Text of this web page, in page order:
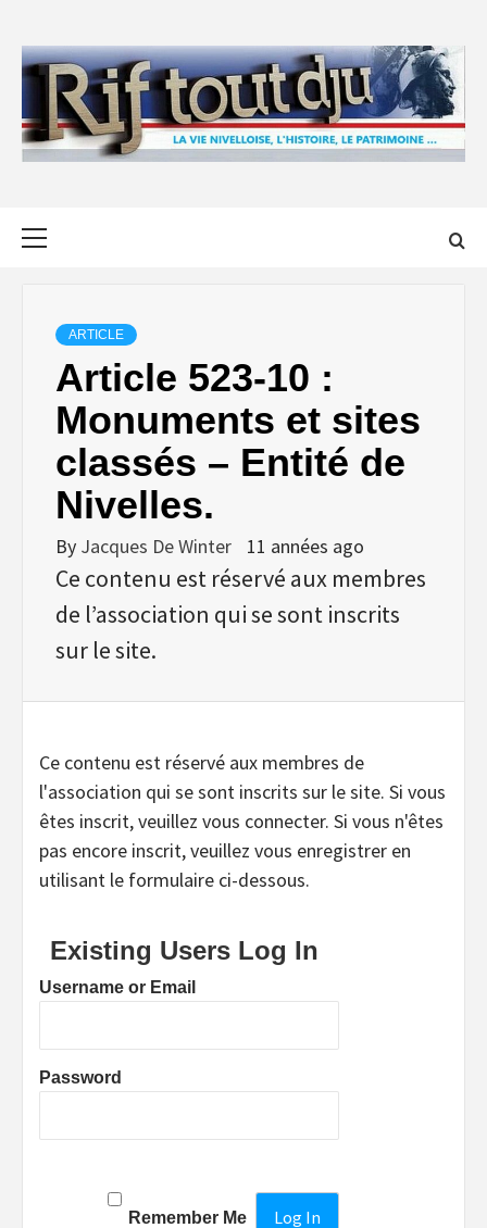
content
ARTICLE
Article 523-10 :
Monuments et sites
classés – Entité de
Nivelles.
By Jacques De Winter 11 années ago
Ce contenu est réservé aux membres
de l’association qui se sont inscrits
sur le site.
Ce contenu est réservé aux membres de
l'association qui se sont inscrits sur le site. Si vous
êtes inscrit, veuillez vous connecter. Si vous n'êtes
pas encore inscrit, veuillez vous enregistrer en
utilisant le formulaire ci-dessous.
Existing Users Log In
Username or Email
Password
Remember Me